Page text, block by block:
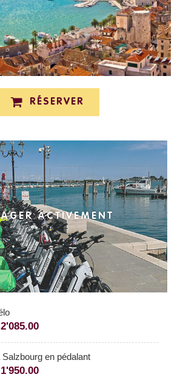
RÉSERVER
ACTIVEMENT
en pédalant